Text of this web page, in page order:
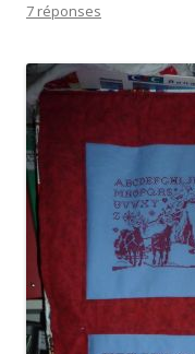
7 réponses